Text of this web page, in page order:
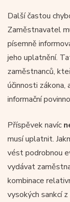
Další častou
Zaměstnavatel
písemně
jeho uplatnění.
zaměstnanců,
účinnosti
informační
Příspěvek navíc
musí uplatnit.
vést podrobnou
vydávat
kombinace
vysokých sankcí